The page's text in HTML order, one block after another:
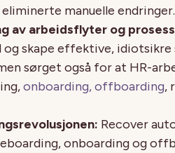
manuelle endringer.
av arbeidsflyter og
skape effektive, idiotsikre
sørget også for at HR-
onboarding, offboarding,
Recover
onboarding og